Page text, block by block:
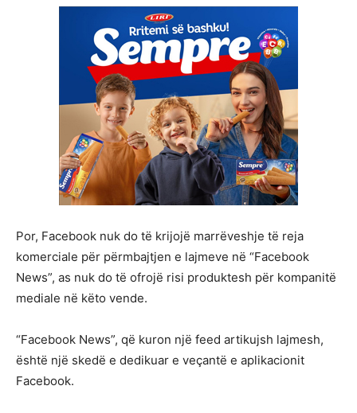
Por, Facebook nuk do të krijojë marrëveshje të reja
komerciale për përmbajtjen e lajmeve në “Facebook
News”, as nuk do të ofrojë risi produktesh për kompanitë
mediale në këto vende.
“Facebook News”, që kuron një feed artikujsh lajmesh,
është një skedë e dedikuar e veçantë e aplikacionit
Facebook.